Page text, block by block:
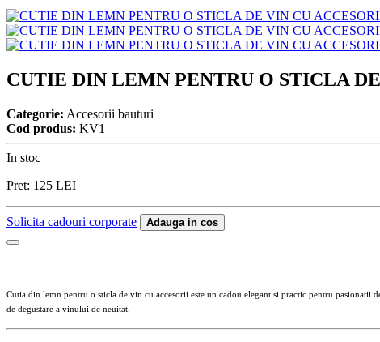
CUTIE DIN LEMN PENTRU O STICLA
Categorie: Accesorii bauturi
Cod produs: KV1
In stoc
Pret: 125 LEI
Solicita cadouri corporate Adauga in cos
Cutia din lemn pentru o sticla de vin cu accesorii este un cadou elegant si practic pentru pasionatii
de degustare a vinului de neuitat.